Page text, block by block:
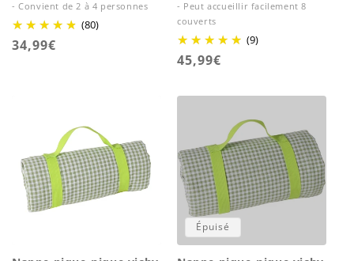
- Convient de 2 à 4 personnes
(80)
Prix
34,99€
- Peut accueillir facilement 8
couverts
(9)
Prix
45,99€
Épuisé